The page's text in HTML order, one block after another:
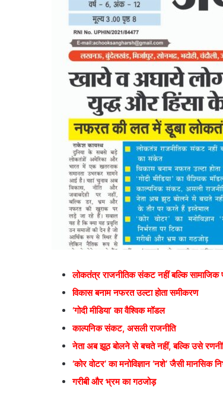
लोकतंत्र राजनीतिक संकट नहीं बल्कि
विकास बनाम नफरत उल्टा होता समीकरण
‘गोदी मीडिया’ का वैश्विक मॉडल
काल्पनिक संकट, असली राजनीति
नेता अब झूठ बोलने से बचते नहीं, बल्कि उसे
‘कोर वोटर’ का मनोविज्ञान ‘नशे’ जैसी मानसिक
गरीबी और भ्रम का गठजोड़